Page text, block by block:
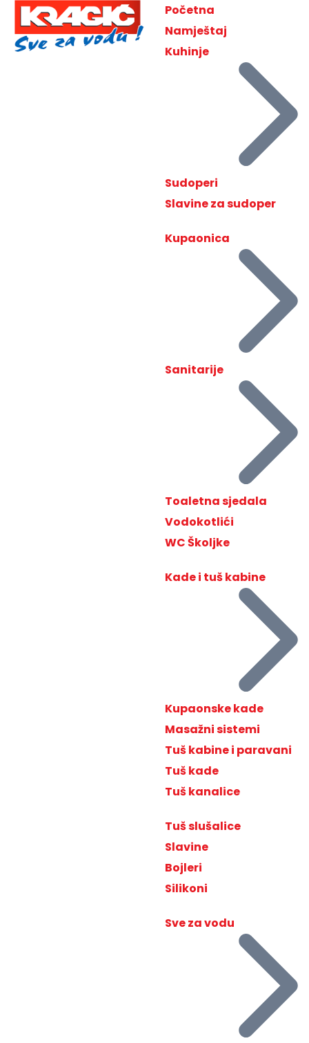
Početna
Namještaj
Kuhinje
Sudoperi
Slavine za sudoper
Kupaonica
Sanitarije
Toaletna sjedala
Vodokotlići
WC Školjke
Kade i tuš kabine
Kupaonske kade
Masažni sistemi
Tuš kabine i paravani
Tuš kade
Tuš kanalice
Tuš slušalice
Slavine
Bojleri
Silikoni
Sve za vodu